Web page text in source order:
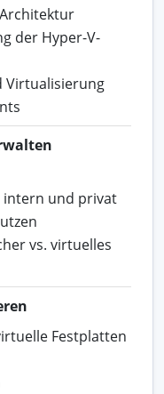
der Hyper-V-
Virtualisierung
intern und privat
vs. virtuelles
Festplatten